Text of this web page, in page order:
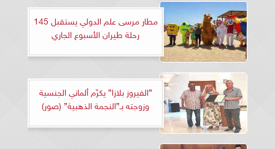
مطار مرسى علم الدولي يستقبل 145
رحلة طيران الأسبوع الجاري
”الفيروز بلازا” يكرّم ألماني الجنسية
وزوجته بـ”النجمة الذهبية” (صور)